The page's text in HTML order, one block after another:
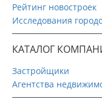
Рейтинг новостроек
Исследования
КАТАЛОГ
Застройщики
Агентства